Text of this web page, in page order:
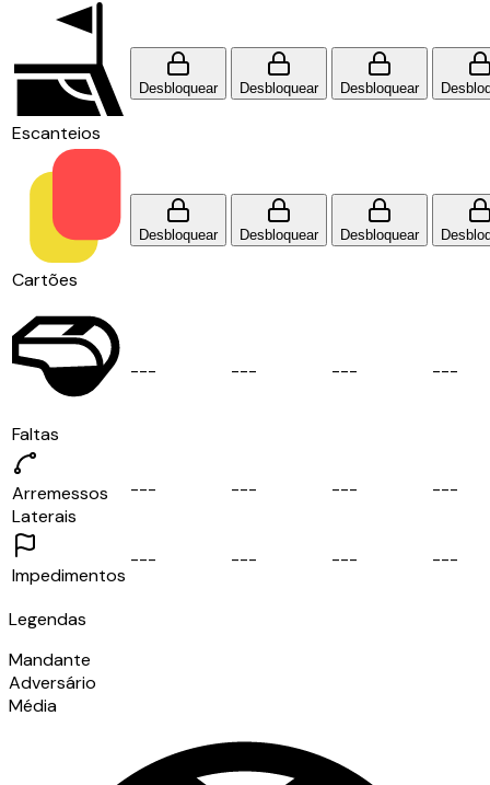
Escanteios
Desbloquear Desbloquear Desbloquear
Cartões
Desbloquear Desbloquear Desbloquear
Faltas
--- --- --- ---
Arremessos
Laterais
--- --- --- ---
Impedimentos
--- --- --- ---
Legendas
Mandante
Adversário
Média